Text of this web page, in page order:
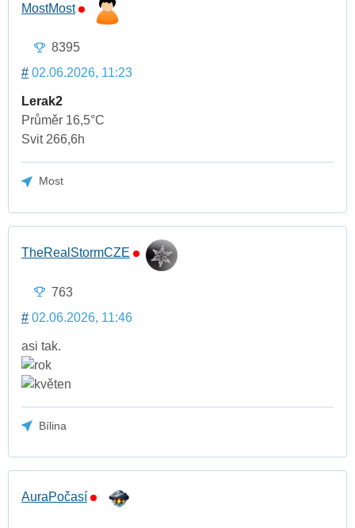
MostMost
8395
# 02.06.2026, 11:23
Lerak2
Průměr 16,5°C
Svit 266,6h
Most
TheRealStormCZE
763
# 02.06.2026, 11:46
asi tak.
Bílina
AuraPočasí